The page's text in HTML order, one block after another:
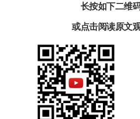
长按如下二维
或点击阅读原文